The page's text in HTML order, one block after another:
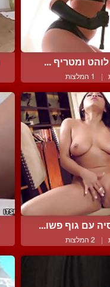
ומטריף ...
| 1 המלצות
עם גוף פשו...
| 2 המלצות